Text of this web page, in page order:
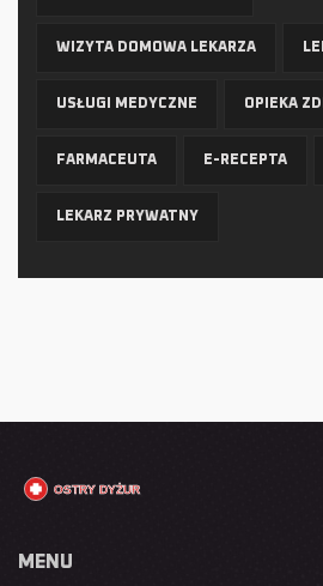
WIZYTA DOMOWA LEKARZA
USŁUGI MEDYCZNE OPIEKA
FARMACEUTA E-RECEPTA
LEKARZ PRYWATNY
MENU